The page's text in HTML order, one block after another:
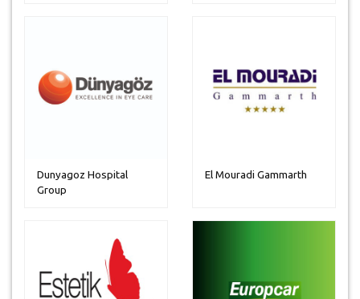
Dunyagoz Hospital
Group
El Mouradi Gammarth